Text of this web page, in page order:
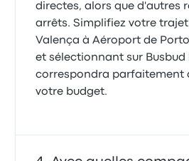
directes, alors que d'autres
arrêts. Simplifiez votre trajet
Valença à Aéroport de
et sélectionnant sur Busbud
correspondra parfaitement
votre budget.